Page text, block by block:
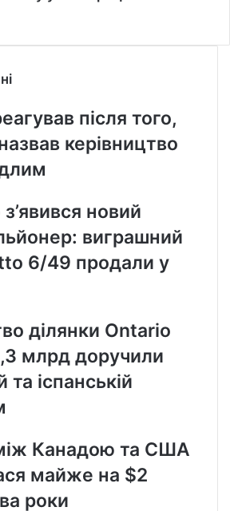
після того,
керівництво
новий
виграшний
6/49 продали у
ділянки Ontario
млрд доручили
та іспанській
Канадою та США
майже на $2
роки